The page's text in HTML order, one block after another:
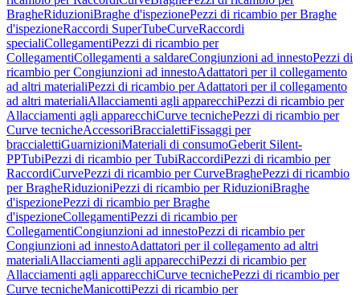
BragheRiduzioniBraghe d'ispezionePezzi di ricambio per Braghe
d'ispezioneRaccordi SuperTubeCurveRaccordi
specialiCollegamentiPezzi di ricambio per
CollegamentiCollegamenti a saldareCongiunzioni ad innestoPezzi di
ricambio per Congiunzioni ad innestoAdattatori per il collegamento
ad altri materialiPezzi di ricambio per Adattatori per il collegamento
ad altri materialiAllacciamenti agli apparecchiPezzi di ricambio per
Allacciamenti agli apparecchiCurve tecnichePezzi di ricambio per
Curve tecnicheAccessoriBraccialettiFissaggi per
braccialettiGuarnizioniMateriali di consumoGeberit Silent-
PPTubiPezzi di ricambio per TubiRaccordiPezzi di ricambio per
RaccordiCurvePezzi di ricambio per CurveBraghePezzi di ricambio
per BragheRiduzioniPezzi di ricambio per RiduzioniBraghe
d'ispezionePezzi di ricambio per Braghe
d'ispezioneCollegamentiPezzi di ricambio per
CollegamentiCongiunzioni ad innestoPezzi di ricambio per
Congiunzioni ad innestoAdattatori per il collegamento ad altri
materialiAllacciamenti agli apparecchiPezzi di ricambio per
Allacciamenti agli apparecchiCurve tecnichePezzi di ricambio per
Curve tecnicheManicottiPezzi di ricambio per